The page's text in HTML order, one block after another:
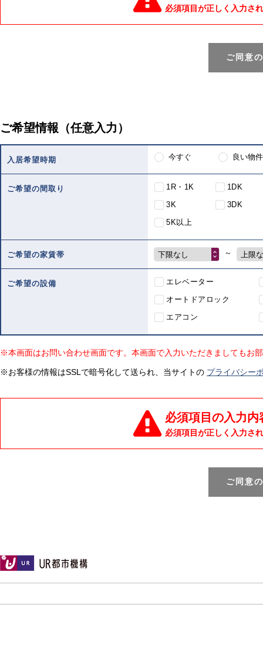
必須項目が正しく入力さ
ご同意
ご希望情報（任意入力）
入居希望時期 今すぐ 良い物
ご希望の間取り 1R・1K
1DK
3K
3DK
5K以上
ご希望の家賃帯 下限なし ～ 上限
ご希望の設備
エレベーター
オートドアロック
エアコン
※本画面はお問い合わせ画面です。本画面で入力いただきましてもお
※お客様の情報はSSLで暗号化して送られ、当サイトの プライバシー
必須項目の入力
必須項目が正しく入力さ
ご同意